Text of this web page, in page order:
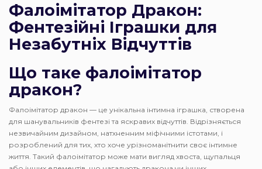
Фалоімітатор Дракон:
Фентезійні Іграшки для
Незабутніх Відчуттів
Що таке фалоімітатор
дракон?
Фалоімітатор дракон — це унікальна інтимна іграшка, створена
для шанувальників фентезі та яскравих відчуттів. Відрізняється
незвичайним дизайном, натхненним міфічними істотами, і
розроблений для тих, хто хоче урізноманітнити своє інтимне
життя. Такий фалоімітатор може мати вигляд хвоста, щупальця